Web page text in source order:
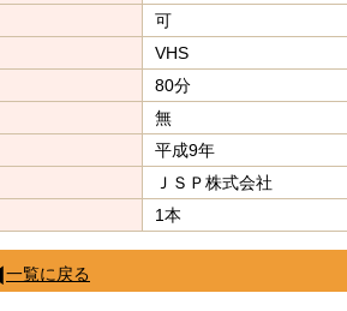
可
VHS
80分
無
平成9年
ＪＳＰ株式会社
1本
一覧に戻る